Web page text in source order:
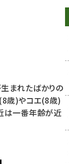
まれたばかりの
歳)やコエ(8歳)
は一番年齢が近